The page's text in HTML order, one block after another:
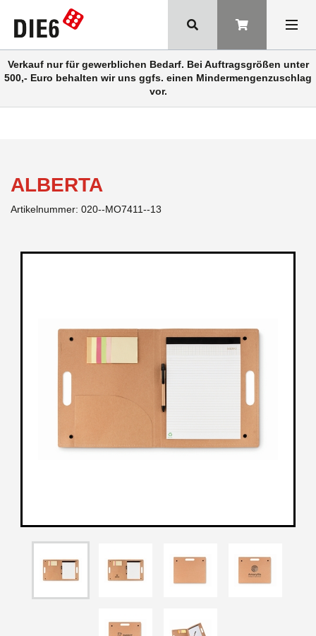
Verkauf nur für gewerblichen Bedarf. Bei Auftragsgrößen unter
500,- Euro behalten wir uns ggfs. einen Mindermengenzuschlag
vor.
ALBERTA
Artikelnummer: 020--MO7411--13